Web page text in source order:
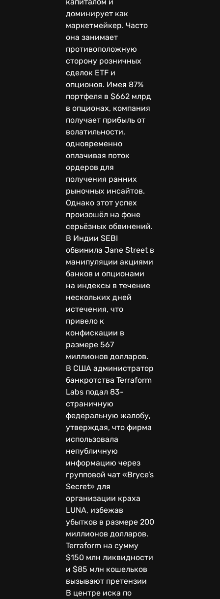
доминирует как
маркетмейкер. Часто
она занимает
противоположную
сторону розничных
сделок ETF и
опционов. Имея 87%
портфеля в $662 млрд
в опционах, компания
получает прибыль от
волатильности,
одновременно
оплачивая поток
ордеров для
получения ранних
рыночных инсайтов.
Однако этот успех
произошёл на фоне
серьёзных обвинений.
В Индии SEBI
обвинила Jane Street в
манипуляции акциями
банков и опционами
на индексы в течение
нескольких дней
истечения, что
привело к
конфискации в
размере 567
миллионов долларов.
В США администратор
банкротства Terraform
Labs подал 83-
страничную
федеральную жалобу,
утверждая, что фирма
использовала
непубличную
информацию через
групповой чат «Bryce’s
Secret» для
организации краха
LUNA, избежав
убытков в размере 200
миллионов долларов.
Terraform на сумму
$150 млн ликвидности
и $85 млн кошельков
вызывают претензии
В центре иска по